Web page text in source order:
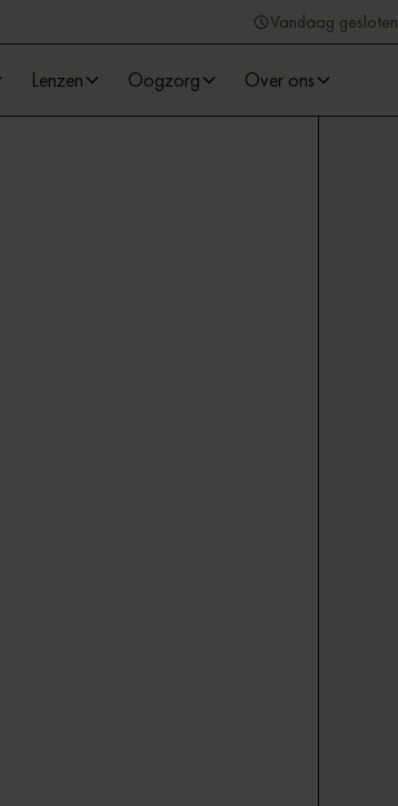
Vandaag gesloten
Lenzen Oogzorg Over ons